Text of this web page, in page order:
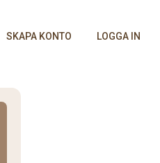
SKAPA KONTO LOGGA IN